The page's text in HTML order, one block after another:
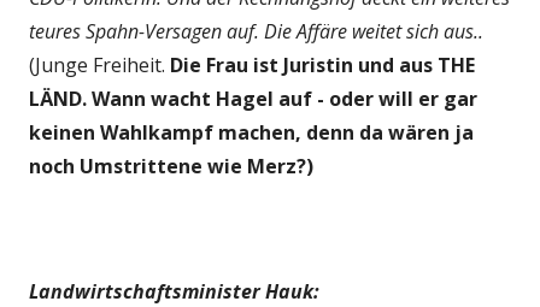
teures Spahn-Versagen auf. Die Affäre weitet sich aus..
(Junge Freiheit. Die Frau ist Juristin und aus THE
LÄND. Wann wacht Hagel auf - oder will er gar
keinen Wahlkampf machen, denn da wären ja
noch Umstrittene wie Merz?)
Landwirtschaftsminister Hauk: